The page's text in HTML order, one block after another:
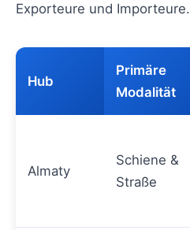
Exporteure und Importeure.
Hub
Primäre
Modalität
Almaty
Schiene &
Straße